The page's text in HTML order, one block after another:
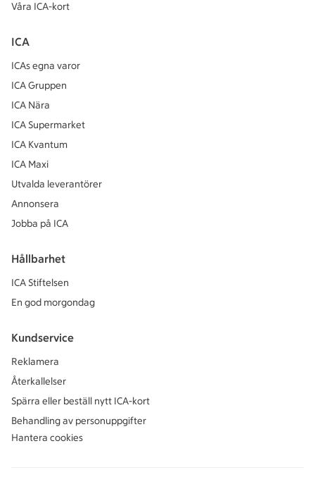
Våra ICA-kort
ICA
ICAs egna varor
ICA Gruppen
ICA Nära
ICA Supermarket
ICA Kvantum
ICA Maxi
Utvalda leverantörer
Annonsera
Jobba på ICA
Hållbarhet
ICA Stiftelsen
En god morgondag
Kundservice
Reklamera
Återkallelser
Spärra eller beställ nytt ICA-kort
Behandling av personuppgifter
Hantera cookies